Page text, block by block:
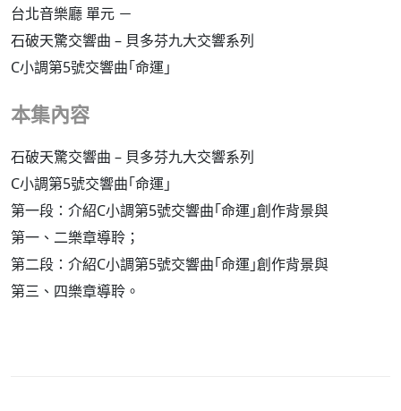
台北音樂廳 單元 －
石破天驚交響曲 – 貝多芬九大交響系列
C小調第5號交響曲｢命運｣
本集內容
石破天驚交響曲 – 貝多芬九大交響系列
C小調第5號交響曲｢命運｣
第一段：介紹C小調第5號交響曲｢命運｣創作背景與
第一、二樂章導聆；
第二段：介紹C小調第5號交響曲｢命運｣創作背景與
第三、四樂章導聆。